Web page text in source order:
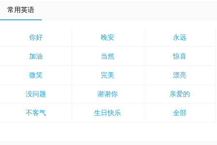
常用英语
你好 晚安 永远
加油 当然 惊喜
微笑 完美 漂亮
没问题 谢谢你 亲爱的
不客气 生日快乐 全部